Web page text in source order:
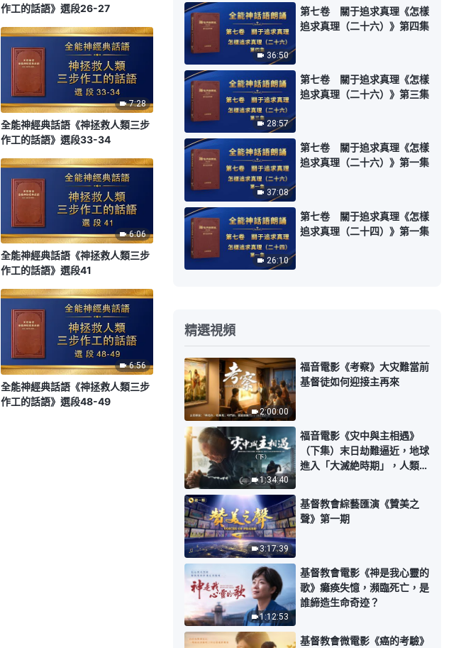
作工的話語》選段26-27
7:28
全能神經典話語《神拯救人類三步
作工的話語》選段33-34
6:06
全能神經典話語《神拯救人類三步
作工的話語》選段41
6:56
全能神經典話語《神拯救人類三步
作工的話語》選段48-49
36:50
第七卷 關于追求真理《怎樣
追求真理（二十六）》第四集
28:57
第七卷 關于追求真理《怎樣
追求真理（二十六）》第三集
37:08
第七卷 關于追求真理《怎樣
追求真理（二十六）》第一集
26:10
第七卷 關于追求真理《怎樣
追求真理（二十四）》第一集
精選視頻
2:00:00
福音電影《考察》大灾難當前
基督徒如何迎接主再來
1:34:40
福音電影《灾中與主相遇》
（下集）末日劫難逼近，地球
進入「大滅絶時期」，人類進
3:17:39
基督教會綜藝匯演《贊美之
聲》第一期
1:12:53
基督教會電影《神是我心靈的
歌》癱痪失憶，瀕臨死亡，是
誰締造生命奇迹？
基督教會微電影《癌的考驗》